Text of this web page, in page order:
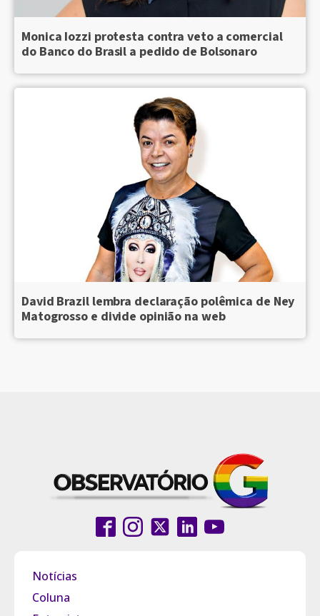
Monica Iozzi protesta contra veto a comercial
do Banco do Brasil a pedido de Bolsonaro
David Brazil lembra declaração polêmica de Ney
Matogrosso e divide opinião na web
Notícias
Coluna